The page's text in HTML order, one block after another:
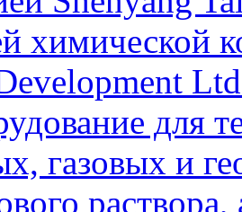
химической
для
газовых и